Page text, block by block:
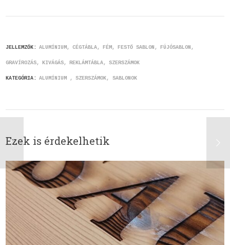
JELLEMZŐK: ALUMÍNIUM CÉGTÁBLA FÉM FESTŐ SABLON FÚJÓSABLON
GRAVÍROZÁS KIVÁGÁS REKLÁMTÁBLA SZERSZÁMOK
KATEGÓRIA: ALUMÍNIUM SZERSZÁMOK, SABLONOK
Ezek is érdekelhetik